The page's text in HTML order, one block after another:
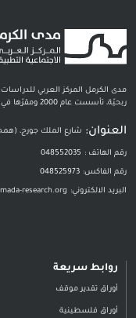
مدى الكرمل المركز العربي
ربحيّة، تأسست عام 2000 ومقرّها في مدينة حيفا.
العنوان: شارع الملك جورج، (همجينيم 90) ص.ب. 9435
رقم الهاتف : 048552035
رقم الفاكس: 048525973
البريد الالكتروني: research.org
روابط سريعة
أوراق تقدير موقف
أوراق فلسطينية